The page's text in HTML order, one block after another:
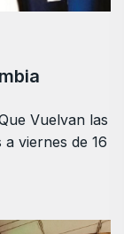
Vuelvan las
viernes de 16